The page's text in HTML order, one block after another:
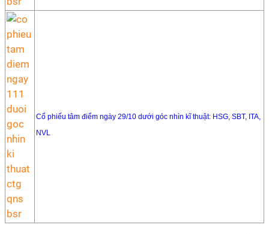
Cổ phiếu tâm điểm ngày 29/10 dưới góc nhìn kĩ thuật: HSG, SBT, ITA,
NVL